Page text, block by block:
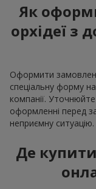
Як
орхідеї з
Оформити
спеціальну форму
компанії.
оформленні перед
неприємну ситуацію.
Де